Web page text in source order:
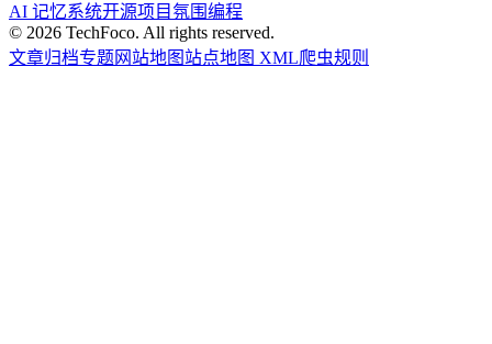
AI 记忆系统开源项目 氛围编程
© 2026 TechFoco. All rights reserved.
文章归档专题 网站地图 站点地图 XML爬虫规则